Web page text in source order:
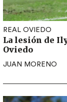
REAL OVIEDO
La lesión de
Oviedo
JUAN MORENO